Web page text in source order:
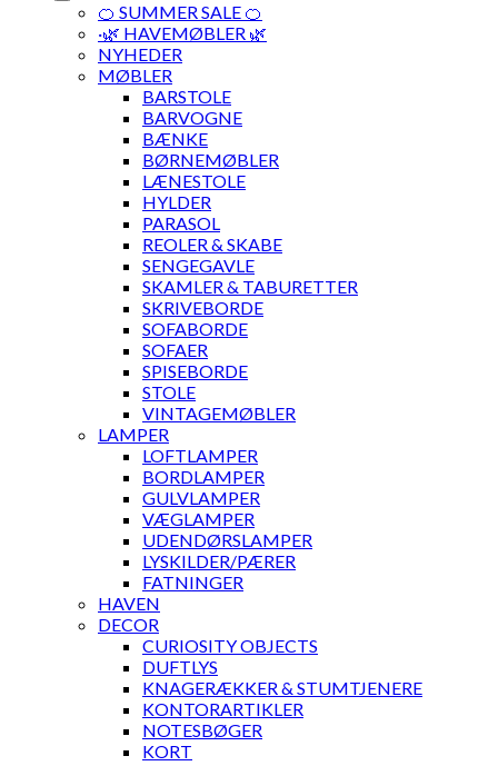
🍊 SUMMER SALE 🍊
·🌿 HAVEMØBLER 🌿
NYHEDER
MØBLER
BARSTOLE
BARVOGNE
BÆNKE
BØRNEMØBLER
LÆNESTOLE
HYLDER
PARASOL
REOLER & SKABE
SENGEGAVLE
SKAMLER & TABURETTER
SKRIVEBORDE
SOFABORDE
SOFAER
SPISEBORDE
STOLE
VINTAGEMØBLER
LAMPER
LOFTLAMPER
BORDLAMPER
GULVLAMPER
VÆGLAMPER
UDENDØRSLAMPER
LYSKILDER/PÆRER
FATNINGER
HAVEN
DECOR
CURIOSITY OBJECTS
DUFTLYS
KNAGERÆKKER & STUMTJENERE
KONTORARTIKLER
NOTESBØGER
KORT